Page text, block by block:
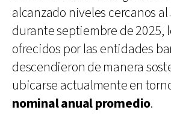
alcanzado niveles cercanos
durante septiembre de 2025,
ofrecidos por las entidades
descendieron de manera
ubicarse actualmente en
nominal anual promedio.